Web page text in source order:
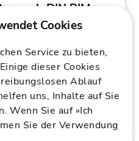
nach DIN BIM
den standardisierten
ermöglichen
DBD-BIM nutzen Sie
Service zu bieten,
dieser Cookies
Ablauf
uns, Inhalte auf Sie
Wenn Sie auf »Ich
Sie der Verwendung